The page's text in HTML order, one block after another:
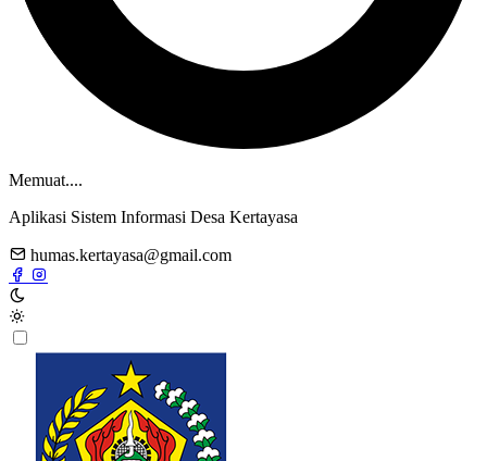
Memuat....
Aplikasi Sistem Informasi Desa Kertayasa
humas.kertayasa@gmail.com